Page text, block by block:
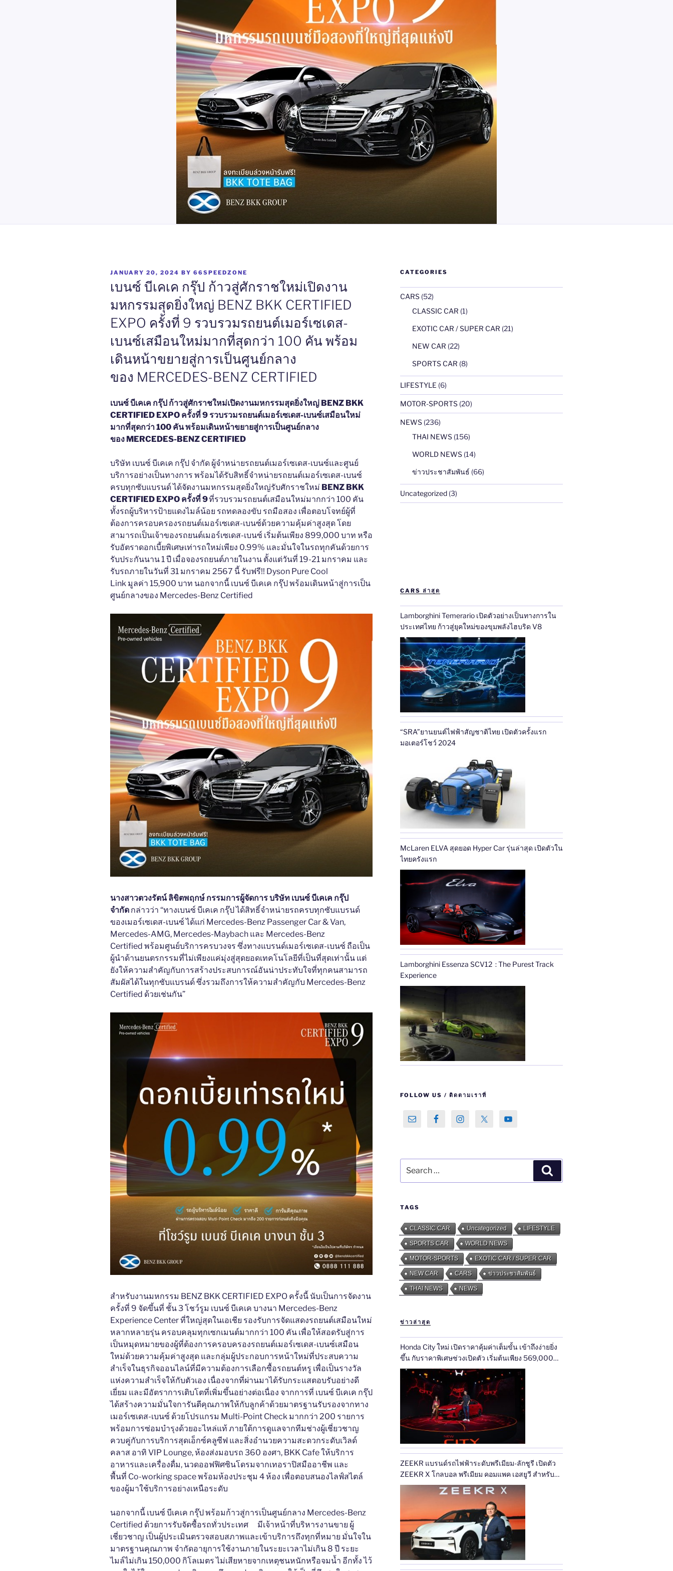
POSTED
JANUARY 20, 2024 BY 66SPEEDZONE
เบนซ์ บีเคเค กรุ๊ป ก้าวสู่ศักราชใหม่เปิดงาน
มหกรรมสุดยิ่งใหญ่ BENZ BKK CERTIFIED
EXPO ครั้งที่ 9 รวบรวมรถยนต์เมอร์เซเดส-
เบนซ์เสมือนใหม่มากที่สุดกว่า 100 คัน พร้อม
เดินหน้าขยายสู่การเป็นศูนย์กลาง
ของ MERCEDES-BENZ CERTIFIED
เบนซ์ บีเคเค กรุ๊ป ก้าวสู่ศักราชใหม่เปิดงานมหกรรมสุดยิ่งใหญ่ BENZ BKK
CERTIFIED EXPO ครั้งที่ 9 รวบรวมรถยนต์เมอร์เซเดส-เบนซ์เสมือนใหม่
มากที่สุดกว่า 100 คันพร้อมเดินหน้าขยายสู่การเป็นศูนย์กลาง
ของ MERCEDES-BENZ CERTIFIED
บริษัท เบนซ์ บีเคเค กรุ๊ป จำกัด ผู้จำหน่ายรถยนต์เมอร์เซเดส-เบนซ์และศูนย์
บริการอย่างเป็นทางการ พร้อมได้รับสิทธิ์จำหน่ายรถยนต์เมอร์เซเดส-เบนซ์
ครบทุกซับแบรนด์ ได้จัดงานมหกรรมสุดยิ่งใหญ่รับศักราชใหม่ BENZ BKK
CERTIFIED EXPO ครั้งที่ 9ที่รวบรวมรถยนต์เสมือนใหม่มากกว่า 100 คัน
ทั้งรถผู้บริหารป้ายแดงไมล์น้อย รถทดลองขับ รถมือสอง เพื่อตอบโจทย์ผู้ที่
ต้องการครอบครองรถยนต์เมอร์เซเดส-เบนซ์ด้วยความคุ้มค่าสูงสุด โดย
สามารถเป็นเจ้าของรถยนต์เมอร์เซเดส-เบนซ์ เริ่มต้นเพียง 899,000 บาท หรือ
รับอัตราดอกเบี้ยพิเศษเท่ารถใหม่เพียง 0.99% และมั่นใจในรถทุกคันด้วยการ
รับประกันนาน 1 ปี เมื่อจองรถยนต์ภายในงาน ตั้งแต่วันที่ 19-21 มกราคม และ
รับรถภายในวันที่ 31 มกราคม 2567 นี้ รับฟรี!! Dyson Pure Cool
Link มูลค่า 15,900 บาท นอกจากนี้ เบนซ์ บีเคเค กรุ๊ป พร้อมเดินหน้าสู่การเป็น
ศูนย์กลางของ Mercedes-Benz Certified
นางสาวตวงรัตน์ ลิขิตพฤกษ์ กรรมการผู้จัดการ บริษัท เบนซ์ บีเคเค กรุ๊ป
จำกัด กล่าวว่า “ทางเบนซ์ บีเคเค กรุ๊ป ได้สิทธิ์จำหน่ายรถครบทุกซับแบรนด์
ของเมอร์เซเดส-เบนซ์ ได้แก่ Mercedes-Benz Passenger Car & Van,
Mercedes-AMG, Mercedes-Maybach และ Mercedes-Benz
Certified พร้อมศูนย์บริการครบวงจร ซึ่งทางแบรนด์เมอร์เซเดส-เบนซ์ ถือเป็น
ผู้นำด้านยนตรกรรมที่ไม่เพียงแค่มุ่งสู่สุดยอดเทคโนโลยีที่เป็นที่สุดเท่านั้น แต่
ยังให้ความสำคัญกับการสร้างประสบการณ์อันน่าประทับใจที่ทุกคนสามารถ
สัมผัสได้ในทุกซับแบรนด์ ซึ่งรวมถึงการให้ความสำคัญกับ Mercedes-Benz
Certified ด้วยเช่นกัน”
สำหรับงานมหกรรม BENZ BKK CERTIFIED EXPO ครั้งนี้ นับเป็นการจัดงาน
ครั้งที่ 9 จัดขึ้นที่ ชั้น 3 โชว์รูม เบนซ์ บีเคเค บางนา Mercedes-Benz
Experience Center ที่ใหญ่สุดในเอเชีย รองรับการจัดแสดงรถยนต์เสมือนใหม่
หลากหลายรุ่น ครอบคลุมทุกเซกเมนต์มากกว่า 100 คัน เพื่อให้สอดรับสู่การ
เป็นหมุดหมายของผู้ที่ต้องการครอบครองรถยนต์เมอร์เซเดส-เบนซ์เสมือน
ใหม่ด้วยความคุ้มค่าสูงสุด และกลุ่มผู้ประกอบการหน้าใหม่ที่ประสบความ
สำเร็จในธุรกิจออนไลน์ที่มีความต้องการเลือกซื้อรถยนต์หรู เพื่อเป็นรางวัล
แห่งความสำเร็จให้กับตัวเอง เนื่องจากที่ผ่านมาได้รับกระแสตอบรับอย่างดี
เยี่ยม และมีอัตราการเติบโตที่เพิ่มขึ้นอย่างต่อเนื่อง จากการที่ เบนซ์ บีเคเค กรุ๊ป
ได้สร้างความมั่นใจการันตีคุณภาพให้กับลูกค้าด้วยมาตรฐานรับรองจากทาง
เมอร์เซเดส-เบนซ์ ด้วยโปรแกรม Multi-Point Check มากกว่า 200 รายการ
พร้อมการซ่อมบำรุงด้วยอะไหล่แท้ ภายใต้การดูแลจากทีมช่างผู้เชี่ยวชาญ
ควบคู่กับการบริการสุดเอ็กซ์คลูซีฟ และสิ่งอำนวยความสะดวกระดับเวิลด์
คลาส อาทิ VIP Lounge, ห้องส่งมอบรถ 360 องศา, BKK Cafe ให้บริการ
อาหารและเครื่องดื่ม, นวดออฟฟิศซินโดรมจากเทอราปิสมืออาชีพ และ
พื้นที่ Co-working space พร้อมห้องประชุม 4 ห้อง เพื่อตอบสนองไลฟ์สไตล์
ของผู้มาใช้บริการอย่างเหนือระดับ
นอกจากนี้ เบนซ์ บีเคเค กรุ๊ป พร้อมก้าวสู่การเป็นศูนย์กลาง Mercedes-Benz
Certified ด้วยการรับจัดซื้อรถทั่วประเทศ มีเจ้าหน้าที่บริหารงานขาย ผู้
เชี่ยวชาญ เป็นผู้ประเมินตรวจสอบสภาพและเข้าบริการถึงทุกที่หมาย มั่นใจใน
มาตรฐานคุณภาพ จำกัดอายุการใช้งานภายในระยะเวลาไม่เกิน 8 ปี ระยะ
ไมล์ไม่เกิน 150,000 กิโลเมตร ไม่เสียหายจากเหตุชนหนักหรือจมน้ำ อีกทั้ง ไว้
CATEGORIES
CARS(52)
CLASSIC CAR (1)
EXOTIC CAR / SUPER CAR (21)
NEW CAR (22)
SPORTS CAR (8)
LIFESTYLE (6)
MOTOR-SPORTS(20)
NEWS(236)
THAI NEWS(156)
WORLD NEWS(14)
ข่าวประชาสัมพันธ์ (66)
Uncategorized(3)
CARS ล่าสุด
Lamborghini Temerario เปิดตัวอย่างเป็นทางการใน
ประเทศไทย ก้าวสู่ยุคใหม่ของขุมพลังไฮบริด V8
“SRA”ยานยนต์ไฟฟ้าสัญชาติไทย เปิดตัวครั้งแรก
มอเตอร์โชว์ 2024
McLaren ELVA สุดยอด Hyper Car รุ่นล่าสุด เปิดตัวใน
ไทยครังแรก
Lamborghini Essenza SCV12 : The Purest Track
Experience
FOLLOW US / ติดตามเราที่
for:
TAGS
CLASSIC CAR Uncategorized LIFESTYLE
SPORTS CAR WORLD NEWS
MOTOR-SPORTS EXOTIC CAR / SUPER CAR
NEW CAR CARS ข่าวประชาสัมพันธ์
THAI NEWS NEWS
ข่าวล่าสุด
Honda City ใหม่ เปิดราคาคุ้มค่าเต็มขั้น เข้าถึงง่ายยิ่ง
ขึ้น กับราคาพิเศษช่วงเปิดตัว เริ่มต้นเพียง 569,000
บาท พร้อมแนะนำรุ่นเริ่มต้นไฮบริดใหม่ e:HEV V เพียง
619,000 บาท ถึง 30 ก.ย. นี้ สัมผัสการคัมแบ็กครั้งใหญ่
ที่ ‘สั่นทุกสตรีท’ ได้แล้ววันนี้ทั่วประเทศ
ZEEKR แบรนด์รถไฟฟ้าระดับพรีเมียม-ลักชูรี เปิดตัว
ZEEKR X โกลบอล พรีเมียม คอมแพค เอสยูวี สำหรับ
คนเมืองยุคใหม่